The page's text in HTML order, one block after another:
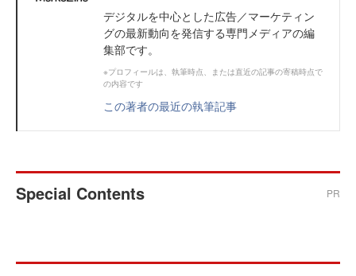
デジタルを中心とした広告／マーケティン
グの最新動向を発信する専門メディアの編
集部です。
※プロフィールは、執筆時点、または直近の記事の寄稿時点で
の内容です
この著者の最近の執筆記事
Special Contents PR